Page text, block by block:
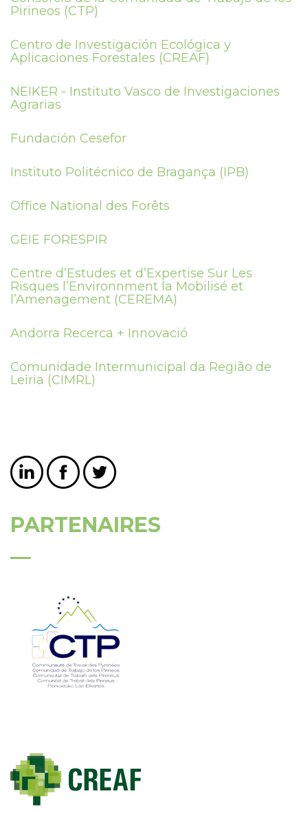
Pirineos (CTP)
Centro de Investigación Ecológica y
Aplicaciones Forestales (CREAF)
NEIKER - Instituto Vasco de Investigaciones
Agrarias
Fundación Cesefor
Instituto Politécnico de Bragança (IPB)
Office National des Forêts
GEIE FORESPIR
Centre d’Estudes et d’Expertise Sur Les
Risques l’Environnment la Mobilisé et
l’Amenagement (CEREMA)
Andorra Recerca + Innovació
Comunidade Intermunicipal da Região de
Leiria (CIMRL)
PARTENAIRES